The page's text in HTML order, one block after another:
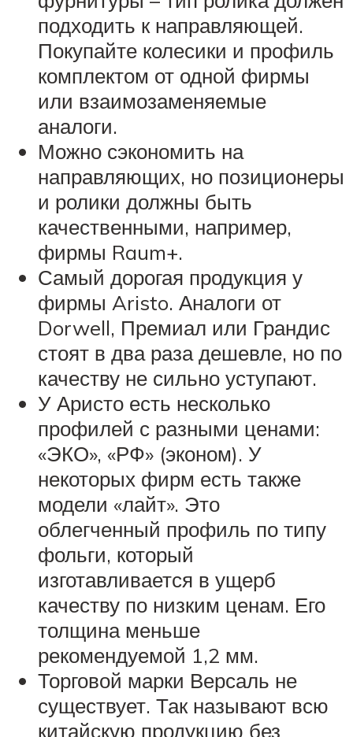
подходить к направляющей.
Покупайте колесики и профиль
комплектом от одной фирмы
или взаимозаменяемые
аналоги.
Можно сэкономить на
направляющих, но позиционеры
и ролики должны быть
качественными, например,
фирмы Raum+.
Самый дорогая продукция у
фирмы Aristo. Аналоги от
Dorwell, Премиал или Грандис
стоят в два раза дешевле, но по
качеству не сильно уступают.
У Аристо есть несколько
профилей с разными ценами:
«ЭКО», «РФ» (эконом). У
некоторых фирм есть также
модели «лайт». Это
облегченный профиль по типу
фольги, который
изготавливается в ущерб
качеству по низким ценам. Его
толщина меньше
рекомендуемой 1,2 мм.
Торговой марки Версаль не
существует. Так называют всю
китайскую продукцию без